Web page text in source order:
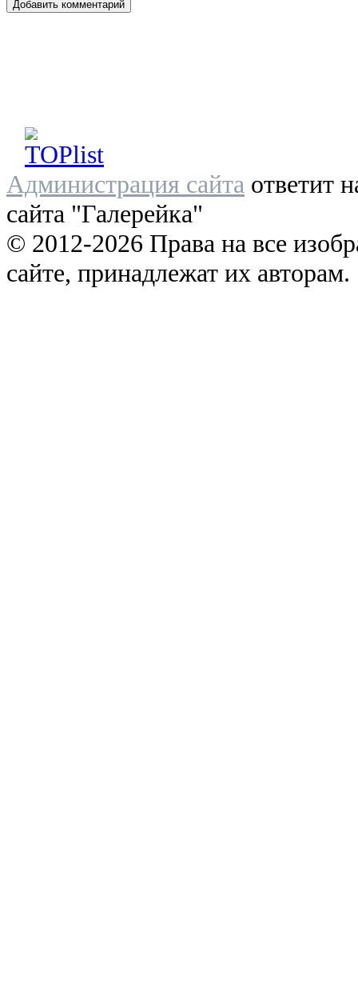
Администрация сайта ответит
сайта "Галерейка"
© 2012-2026 Права на все
сайте, принадлежат их авторам.